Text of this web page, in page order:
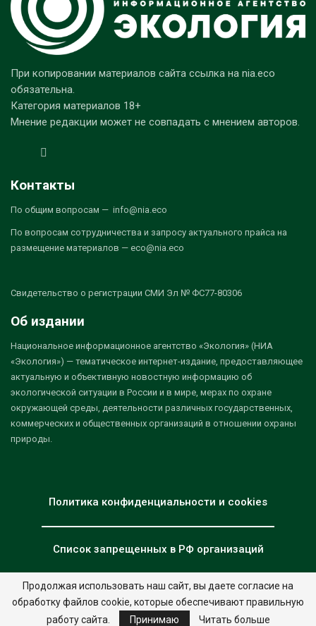
При копировании материалов сайта ссылка на nia.eco
обязательна.
Категория материалов 18+
Мнение редакции может не совпадать с мнением авторов.
Контакты
По общим вопросам — info@nia.eco
По вопросам сотрудничества и запросу актуального прайса на
размещение материалов — eco@nia.eco
Свидетельство о регистрации СМИ Эл № ФС77-80306
Об издании
Национальное информационное агентство «Экология» (НИА
«Экология») — тематическое интернет-издание, предоставляющее
актуальную и объективную новостную информацию об
экологической ситуации в России и в мире, мерах по охране
окружающей среды, деятельности различных государственных,
коммерческих и общественных организаций в отношении охраны
природы.
Политика конфиденциальности и cookies
Список запрещенных в РФ организаций
© 2026 - НИА "Экология". Все права защищены. Дизайн:nia.eco
Продолжая использовать наш сайт, вы даете согласие на
обработку файлов cookie, которые обеспечивают правильную
работу сайта.
Принимаю Читать больше